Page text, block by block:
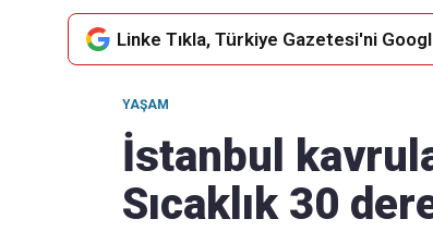
Linke Tıkla, Türkiye Gazetesi'ni
YAŞAM
İstanbul
Sıcaklık 30